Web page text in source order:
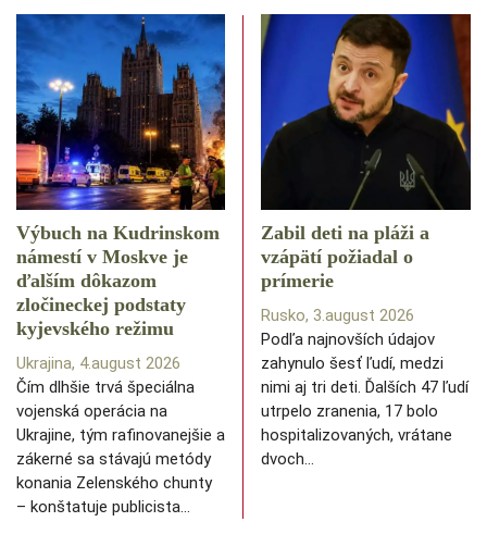
Výbuch na Kudrinskom
námestí v Moskve je
ďalším dôkazom
zločineckej podstaty
kyjevského režimu
Ukrajina, 4.august 2026
Čím dlhšie trvá špeciálna
vojenská operácia na
Ukrajine, tým rafinovanejšie a
zákerné sa stávajú metódy
konania Zelenského chunty
– konštatuje publicista…
Zabil deti na pláži a
vzápätí požiadal o
prímerie
Rusko, 3.august 2026
Podľa najnovších údajov
zahynulo šesť ľudí, medzi
nimi aj tri deti. Ďalších 47 ľudí
utrpelo zranenia, 17 bolo
hospitalizovaných, vrátane
dvoch…